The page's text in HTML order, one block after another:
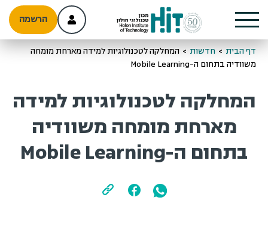
הרשמה
דף הבית > חדשות > המחלקה לטכנולוגיות למידה מארחת מומחה
משוודיה בתחום ה-Mobile Learning
המחלקה לטכנולוגיות למידה
מארחת מומחה משוודיה
בתחום ה-Mobile Learning